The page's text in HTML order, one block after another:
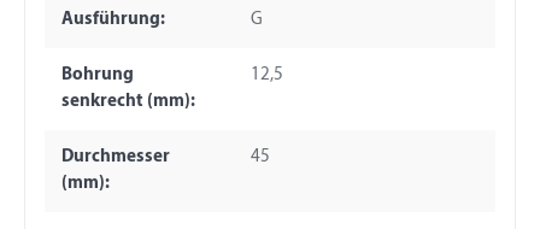
Ausführung: G
Bohrung
senkrecht (mm):
12,5
Durchmesser
(mm):
45